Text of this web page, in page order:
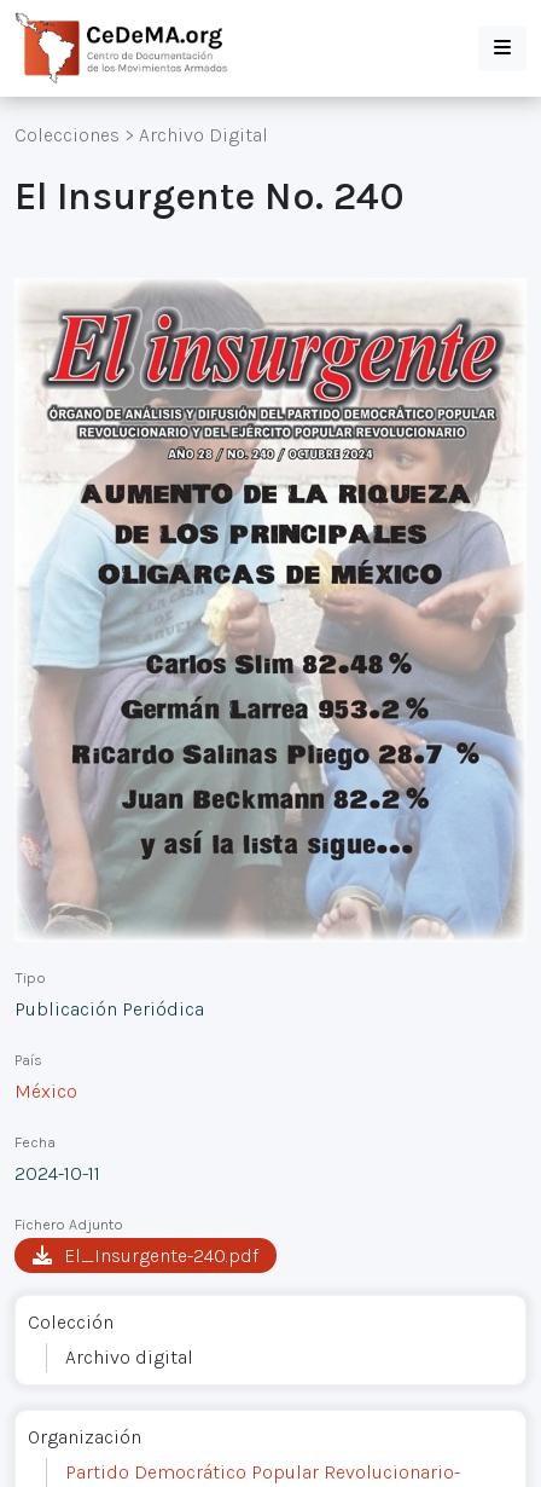
Colecciones > Archivo Digital
El Insurgente No. 240
Tipo
Publicación Periódica
País
México
Fecha
2024-10-11
Fichero Adjunto
El_Insurgente-240.pdf
Colección
Archivo digital
Organización
Partido Democrático Popular Revolucionario-